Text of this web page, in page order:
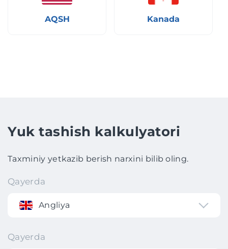
AQSH Kanada
Yuk tashish kalkulyatori
Taxminiy yetkazib berish narxini bilib oling.
Qayerda
Angliya
Qayerda